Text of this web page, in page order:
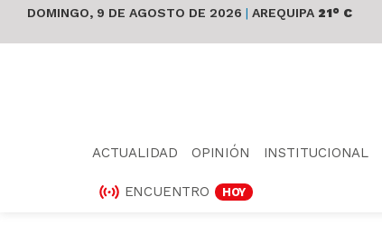
DOMINGO, 9 DE AGOSTO DE 2026 | AREQUIPA 21° C
ACTUALIDAD OPINIÓN INSTITUCIONAL
ENCUENTRO HOY